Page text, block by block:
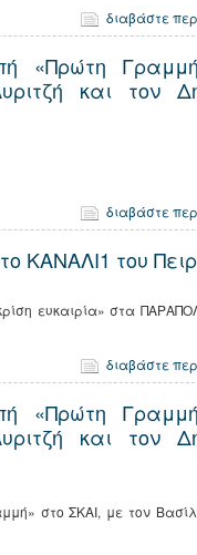
διαβάστε
«Πρώτη
και τον
διαβάστε
ΚΑΝΑΛΙ1 του
ευκαιρία» στα
διαβάστε
«Πρώτη
και τον
στο ΣΚΑΙ, με τον